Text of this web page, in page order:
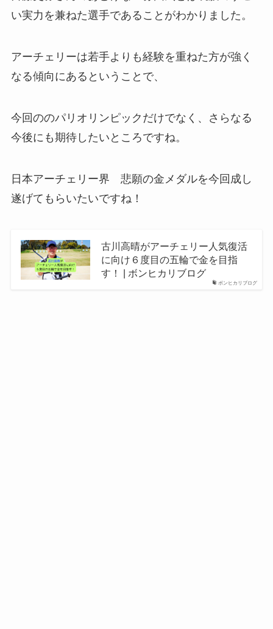
い実力を兼ねた選手であることがわかりました。
アーチェリーは若手よりも経験を重ねた方が強く
なる傾向にあるということで、
今回ののパリオリンピックだけでなく、さらなる
今後にも期待したいところですね。
日本アーチェリー界 悲願の金メダルを今回成し
遂げてもらいたいですね！
ボンヒカリブログ
古川高晴がアーチェリー人気復活
に向け６度目の五輪で金を目指
す！ | ボンヒカリブログ